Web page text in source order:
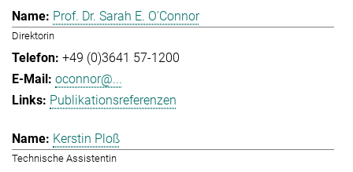
Prof. Dr. Sarah E. O'Connor
Direktorin
+49 (0)3641 57-1200
oconnor@...
Publikationsreferenzen
Kerstin Ploß
Technische Assistentin